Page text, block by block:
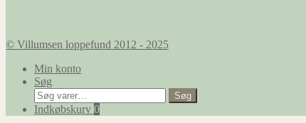
© Villumsen loppefund 2012 - 2025
Min konto
Søg
Søg
efter:
Søg
Indkøbskurv 0